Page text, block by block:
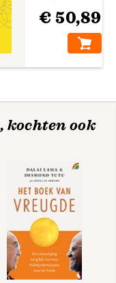
€ 50,89
kochten ook